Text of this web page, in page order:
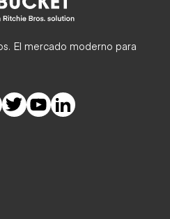
El mercado moderno para